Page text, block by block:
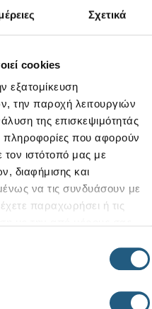
Σχετικά
cookies
εξατομίκευση
την παροχή λειτουργιών
της επισκεψιμότητάς
πληροφορίες που αφορούν
τον ιστότοπό μας με
διαφήμισης και
να τις συνδυάσουν με
παραχωρήσει ή τις
σόλα.